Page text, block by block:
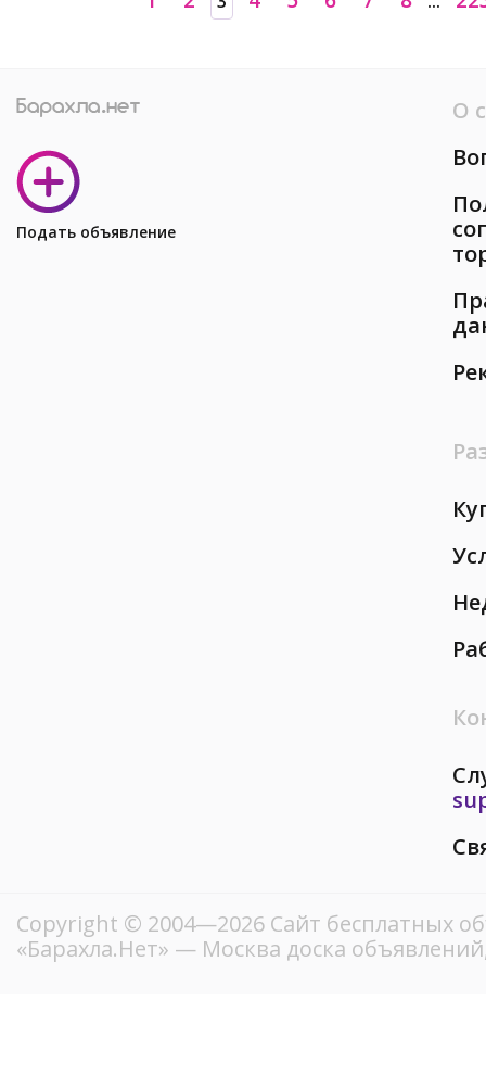
Подать объявление
О
Copyright © 2004—2026 Сайт бесплатных
«Барахла.Нет» — Москва доска